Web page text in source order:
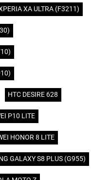
XA ULTRA (F3211)
HTC DESIRE 628
P10 LITE
HONOR 8 LITE
GALAXY S8 PLUS (G955)